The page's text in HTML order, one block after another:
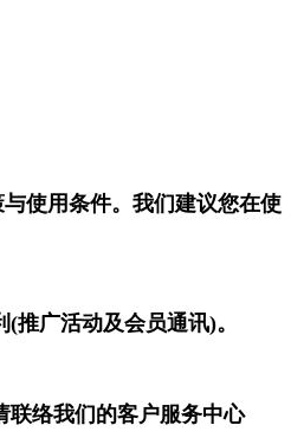
使用条件。我们建议您在使
广活动及会员通讯)。
联络我们的客户服务中心